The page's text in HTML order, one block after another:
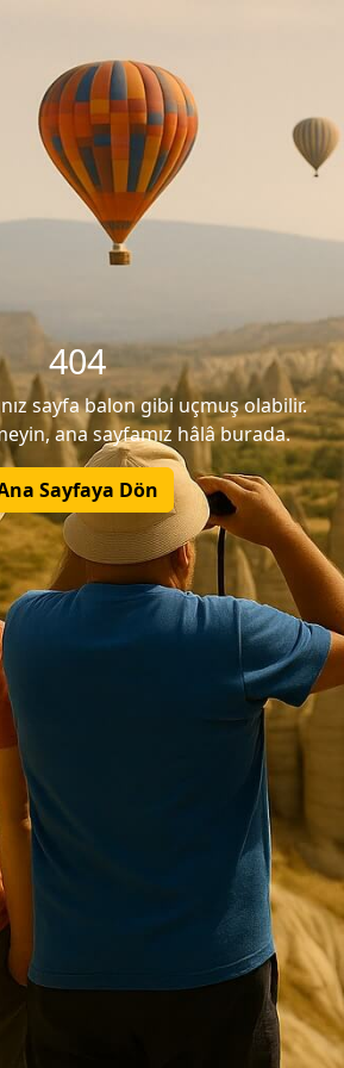
404
sayfa balon gibi uçmuş olabilir.
ana sayfamız hâlâ burada.
Sayfaya Dön